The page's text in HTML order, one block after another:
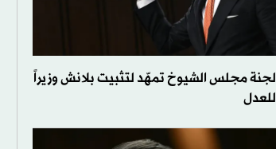
لجنة مجلس الشيوخ تمهّد لتثبيت بلانش وزيراً
للعدل